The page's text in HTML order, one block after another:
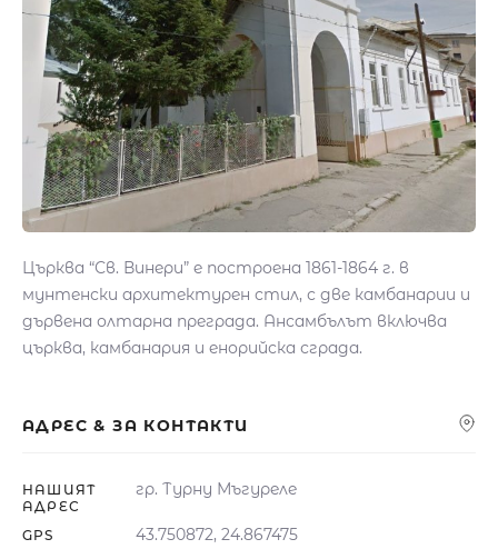
Църква “Св. Винери” е построена 1861-1864 г. в
мунтенски архитектурен стил, с две камбанарии и
дървена олтарна преграда. Ансамбълът включва
църква, камбанария и енорийска сграда.
АДРЕС & ЗА КОНТАКТИ
НАШИЯТ
АДРЕС
гр. Турну Мъгуреле
GPS 43.750872, 24.867475